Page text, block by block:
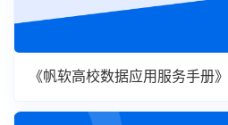
《帆软高校数据应用服务手册》